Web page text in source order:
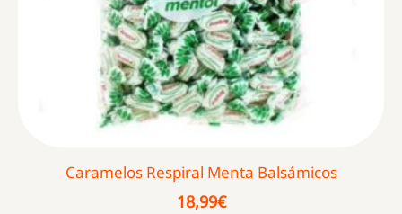
Caramelos Respiral Menta Balsámicos
18,99€